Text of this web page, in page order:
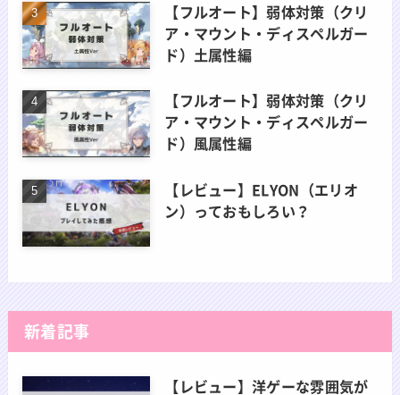
【フルオート】弱体対策（クリ
ア・マウント・ディスペルガー
ド）土属性編
【フルオート】弱体対策（クリ
ア・マウント・ディスペルガー
ド）風属性編
【レビュー】ELYON（エリオ
ン）っておもしろい？
新着記事
【レビュー】洋ゲーな雰囲気が